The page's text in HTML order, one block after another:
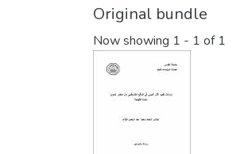
Original bundle
Now showing 1 - 1 of 1